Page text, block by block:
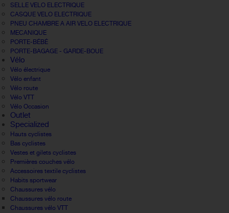
SELLE VELO ELECTRIQUE
CASQUE VELO ELECTRIQUE
PNEU CHAMBRE A AIR VELO ELECTRIQUE
MECANIQUE
PORTE-BÉBÉ
PORTE-BAGAGE - GARDE-BOUE
Vélo
Vélo électrique
Vélo enfant
Vélo route
Vélo VTT
Vélo Occasion
Outlet
Specialized
Hauts cyclistes
Bas cyclistes
Vestes et gilets cyclistes
Premières couches vélo
Accessoires textile cyclistes
Habits sportwear
Chaussures vélo
Chaussures vélo route
Chaussures vélo VTT